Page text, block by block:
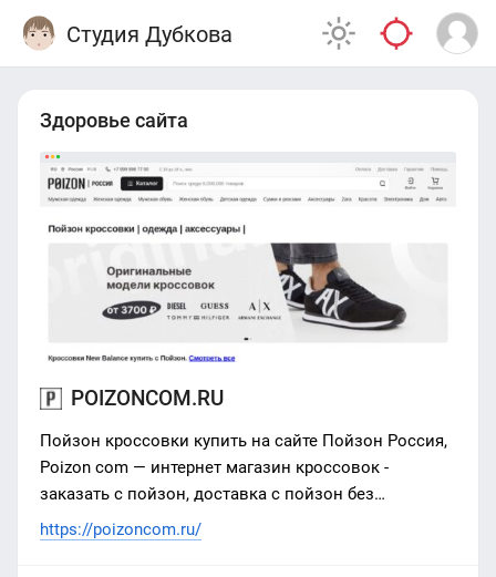
Студия Дубкова
Здоровье сайта
POIZONCOM.RU
Пойзон кроссовки купить на сайте Пойзон Россия,
Poizon com — интернет магазин кроссовок -
заказать с пойзон, доставка с пойзон без
посредников из Китая, официальный сайт пойзон,
https://poizoncom.ru/